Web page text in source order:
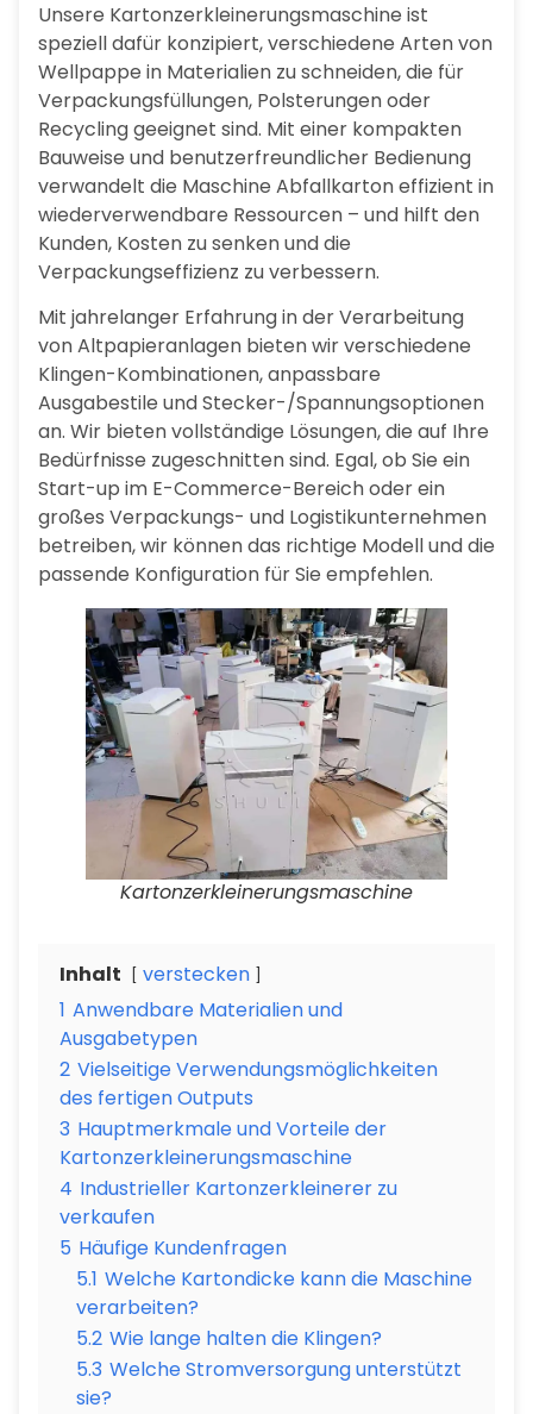
Unsere Kartonzerkleinerungsmaschine ist
speziell dafür konzipiert, verschiedene Arten von
Wellpappe in Materialien zu schneiden, die für
Verpackungsfüllungen, Polsterungen oder
Recycling geeignet sind. Mit einer kompakten
Bauweise und benutzerfreundlicher Bedienung
verwandelt die Maschine Abfallkarton effizient in
wiederverwendbare Ressourcen – und hilft den
Kunden, Kosten zu senken und die
Verpackungseffizienz zu verbessern.
Mit jahrelanger Erfahrung in der Verarbeitung
von Altpapieranlagen bieten wir verschiedene
Klingen-Kombinationen, anpassbare
Ausgabestile und Stecker-/Spannungsoptionen
an. Wir bieten vollständige Lösungen, die auf Ihre
Bedürfnisse zugeschnitten sind. Egal, ob Sie ein
Start-up im E-Commerce-Bereich oder ein
großes Verpackungs- und Logistikunternehmen
betreiben, wir können das richtige Modell und die
passende Konfiguration für Sie empfehlen.
Kartonzerkleinerungsmaschine
Inhalt
verstecken
1 Anwendbare Materialien und
Ausgabetypen
2 Vielseitige Verwendungsmöglichkeiten
des fertigen Outputs
3 Hauptmerkmale und Vorteile der
Kartonzerkleinerungsmaschine
4 Industrieller Kartonzerkleinerer zu
verkaufen
5 Häufige Kundenfragen
5.1 Welche Kartondicke kann die Maschine
verarbeiten?
5.2 Wie lange halten die Klingen?
5.3 Welche Stromversorgung unterstützt
sie?